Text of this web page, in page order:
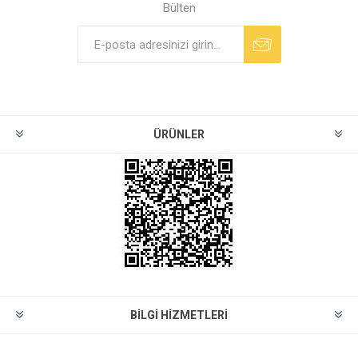
Bülten
ÜRÜNLER
BILGI HIZMETLERI